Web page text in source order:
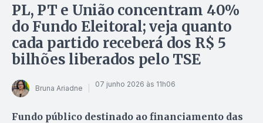
PL, PT e União concentram 40%
do Fundo Eleitoral; veja quanto
cada partido receberá dos R$ 5
bilhões liberados pelo TSE
Bruna Ariadne 07 junho 2026 às 11h06
Fundo público destinado ao financiamento das